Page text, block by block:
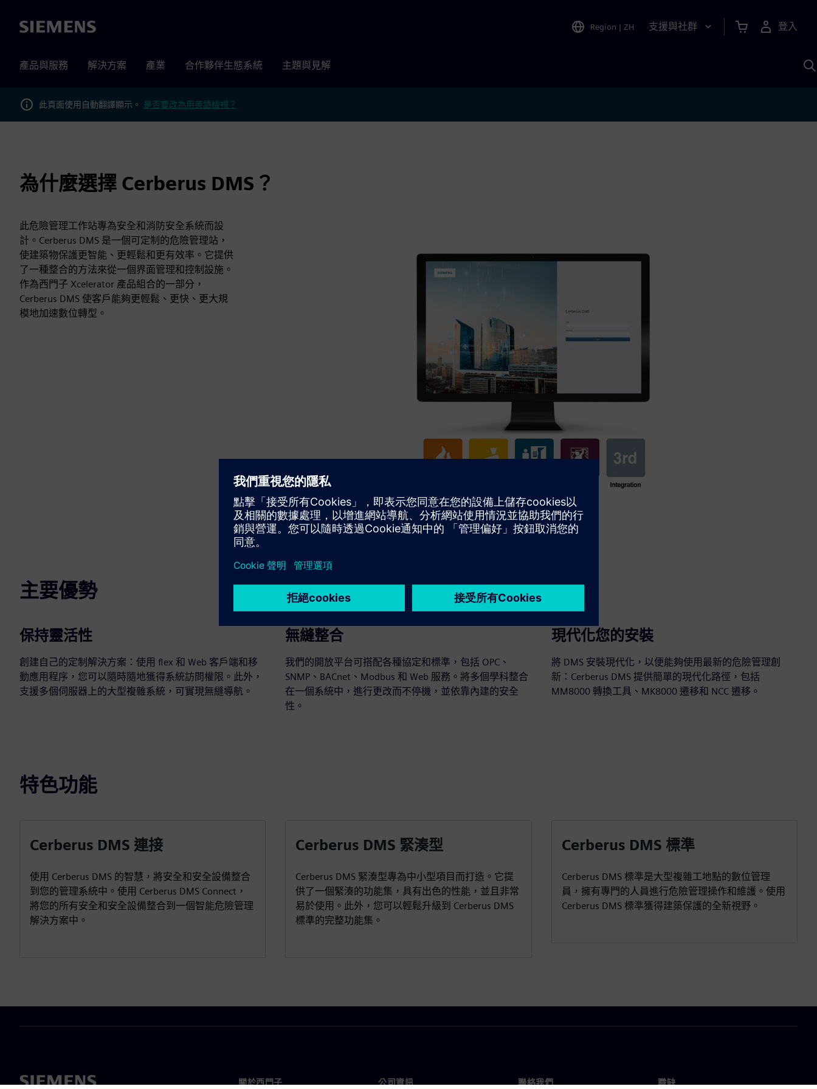
Siemens Region | ZH 支援與社群 登入
產品與服務 解決方案 產業 合作夥伴生態系統 主題與見解
此頁面使用自動翻譯顯示。 是否要改為用英語檢視？
為什麼選擇 Cerberus DMS？
此危險管理工作站專為安全和消防安全系統而設
計。Cerberus DMS 是一個可定制的危險管理站，
使建築物保護更智能、更輕鬆和更有效率。它提供
了一種整合的方法來從一個界面管理和控制設施。
作為西門子 Xcelerator 產品組合的一部分，
Cerberus DMS 使客戶能夠更輕鬆、更快、更大規
模地加速數位轉型。
主要優勢
保持靈活性
創建自己的定制解決方案：使用 flex 和 Web 客戶端和移
動應用程序，您可以隨時隨地獲得系統訪問權限。此外，
支援多個伺服器上的大型複雜系統，可實現無縫導航。
無縫整合
我們的開放平台可搭配各種協定和標準，包括 OPC、
SNMP、BACnet、Modbus 和 Web 服務。將多個學科整合
在一個系統中，進行更改而不停機，並依靠內建的安全
性。
現代化您的安裝
將 DMS 安裝現代化，以便能夠使用最新的危險管理創
新：Cerberus DMS 提供簡單的現代化路徑，包括
MM8000 轉換工具、MK8000 遷移和 NCC 遷移。
特色功能
Cerberus DMS 連接
使用 Cerberus DMS 的智慧，將安全和安全設備整合
到您的管理系統中。使用 Cerberus DMS Connect，
將您的所有安全和安全設備整合到一個智能危險管理
解決方案中。
Cerberus DMS 緊湊型
Cerberus DMS 緊湊型專為中小型項目而打造。它提
供了一個緊湊的功能集，具有出色的性能，並且非常
易於使用。此外，您可以輕鬆升級到 Cerberus DMS
標準的完整功能集。
Cerberus DMS 標準
Cerberus DMS 標準是大型複雜工地點的數位管理
員，擁有專門的人員進行危險管理操作和維護。使用
Cerberus DMS 標準獲得建築保護的全新視野。
關於西門子 公司資訊 聯絡我們 職缺